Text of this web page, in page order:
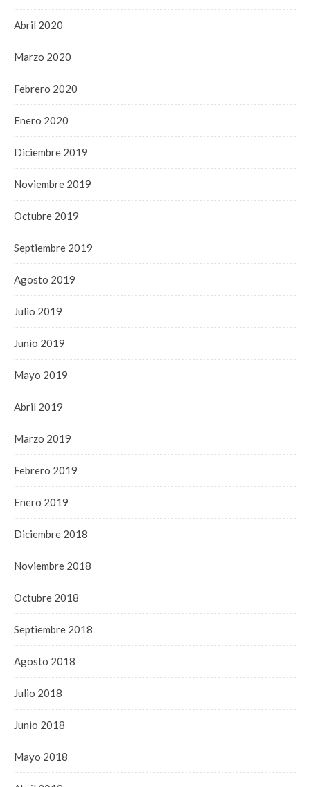
Abril 2020
Marzo 2020
Febrero 2020
Enero 2020
Diciembre 2019
Noviembre 2019
Octubre 2019
Septiembre 2019
Agosto 2019
Julio 2019
Junio 2019
Mayo 2019
Abril 2019
Marzo 2019
Febrero 2019
Enero 2019
Diciembre 2018
Noviembre 2018
Octubre 2018
Septiembre 2018
Agosto 2018
Julio 2018
Junio 2018
Mayo 2018